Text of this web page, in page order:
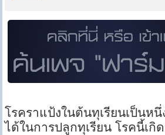
โรคราแป้งในต้นทุเรียนเป็นห
ได้ในการปลูกทุเรียน โรคนี้เกิ